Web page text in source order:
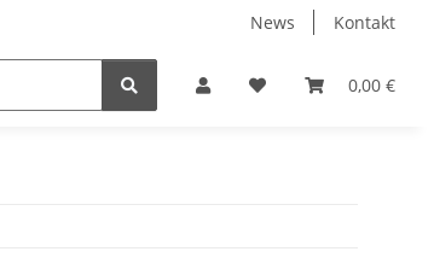
News Kontakt
0,00 €
Jansen Produkte fertig montiert